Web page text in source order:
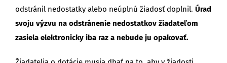
odstránil nedostatky alebo neúplnú žiadosť doplnil. Úrad
svoju výzvu na odstránenie nedostatkov žiadateľom
zasiela elektronicky iba raz a nebude ju opakovať.